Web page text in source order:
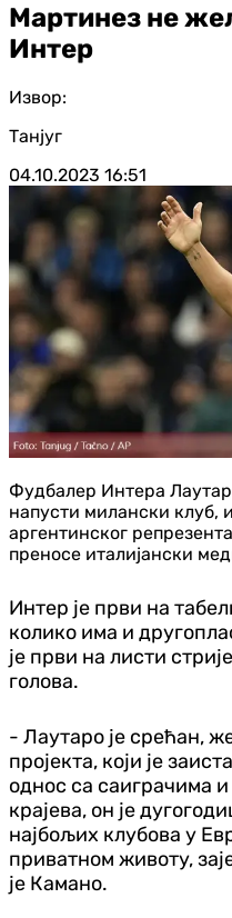
Мартинез не
Интер
Извор:
Танјуг
04.10.2023 16:51
Фудбалер Интера
напусти милански клуб,
аргентинског
преносе италијански
Интер је први на
колико има и
је први на листи
голова.
- Лаутаро је срећан,
пројекта, који је
однос са саиграчима
крајева, он је
најбољих клубова у
приватном животу,
је Камано.